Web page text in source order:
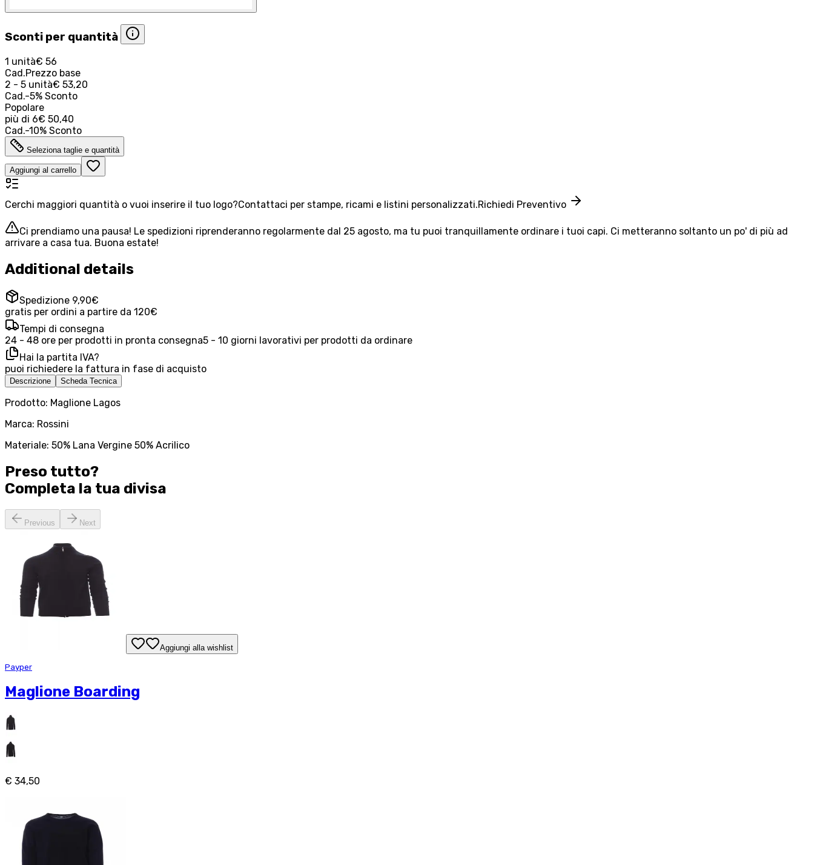
Sconti per quantità
1 unità€ 56
Cad.Prezzo base
2 - 5 unità€ 53,20
Cad.-5% Sconto
Popolare
più di 6€ 50,40
Cad.-10% Sconto
Seleziona taglie e quantità
Aggiungi al carrello
Cerchi maggiori quantità o vuoi inserire il tuo logo?Contattaci per stampe, ricami e listini personalizzati.Richiedi Preventivo
Ci prendiamo una pausa! Le spedizioni riprenderanno regolarmente dal 25 agosto, ma tu puoi tranquillamente ordinare i tuoi capi. Ci metteranno soltanto un po' di più ad
arrivare a casa tua. Buona estate!
Additional details
Spedizione 9,90€
gratis per ordini a partire da 120€
Tempi di consegna
24 - 48 ore per prodotti in pronta consegna5 - 10 giorni lavorativi per prodotti da ordinare
Hai la partita IVA?
puoi richiedere la fattura in fase di acquisto
Descrizione Scheda Tecnica
Prodotto: Maglione Lagos
Marca: Rossini
Materiale: 50% Lana Vergine 50% Acrilico
Preso tutto?
Completa la tua divisa
Previous Next
Aggiungi alla wishlist
Payper
Maglione Boarding
€ 34,50